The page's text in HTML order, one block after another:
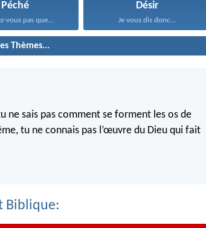
Péché
vous pas que...
Désir
Je vous dis donc...
Thèmes...
ne sais pas comment se forment les os de
tu ne connais pas l’œuvre du Dieu qui fait
Biblique: